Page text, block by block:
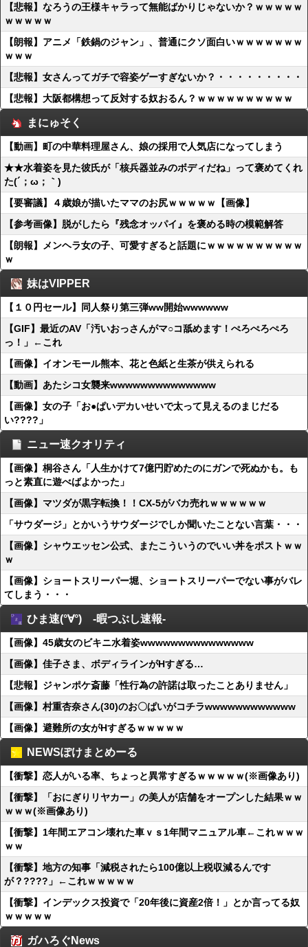
【悲報】なろうの王様キャラって無能ばかりじゃないか？ｗｗｗｗｗ
ｗｗｗｗｗ
【朗報】アニメ「鉄鍋のジャン」、普通にクソ面白いｗｗｗｗｗｗｗ
ｗｗｗ
【悲報】女さんってガチで容姿ゲーすぎないか？・・・・・・・・・
【悲報】大阪都構想って反対する奴おるん？ｗｗｗｗｗｗｗｗｗｗ
まにゅそく
【動画】町の中華料理屋さん、娘の採用で人気店になってしまう
★★水着姿を見た彼氏が「核兵器並みのボディだね」って褒めてくれ
た(´；ω；｀)
【要審議】４歳娘が描いたママのお尻ｗｗｗｗｗ【画像】
【参考画像】脱がしたら『残念オッパイ』を褒める時の模範解答
【朗報】メンヘラ女の子、可愛すぎると話題にｗｗｗｗｗｗｗｗｗｗ
ｗ
妹はVIPPER
【１０円セール】同人祭り第三弾ww開始wwwwww
【GIF】最近のAV「汚いおっさんがマ○コ舐めます！ぺろぺろぺろ
っ！」←これ
【画像】イオンモール熊本、花と色紙と生茶が供えられる
【動画】あたシコ女襲来wwwwwwwwwwwwww
【画像】女の子「お●ぱいデカいせいで太って見えるのまじだる
い????」
ニュー速クオリティ
【画像】桐谷さん「人生かけて7億円貯めたのにガンで死ぬかも。も
っと素直に遊べばよかった」
【画像】マツダが黒字転換！！CX-5がバカ売れｗｗｗｗｗｗ
「サウダージ」とかいうサウダージでしか聞いたことない言葉・・・
【画像】シャウエッセン公式、またこういうのでいい丼をポストｗｗ
ｗ
【画像】ショートスリーパー堀、ショートスリーパーでない事がバレ
てしまう・・・
ひま速(°∀°) -暇つぶし速報-
【画像】45歳女のビキニ水着姿wwwwwwwwwwwwwww
【画像】佳子さま、ボディラインがHすぎる…
【悲報】ジャンポケ斎藤「性行為の許諾は取ったことありません」
【画像】村重杏奈さん(30)のお〇ぱいがコチラwwwwwwwwwwww
【画像】避難所の女がHすぎるｗｗｗｗｗ
NEWSぽけまとめーる
【衝撃】恋人がいる率、ちょっと異常すぎるｗｗｗｗｗ(※画像あり)
【衝撃】「おにぎりリヤカー」の美人が店舗をオープンした結果ｗｗ
ｗｗｗ(※画像あり)
【衝撃】1年間エアコン壊れた車ｖｓ1年間マニュアル車←これｗｗｗ
ｗｗ
【衝撃】地方の知事「減税されたら100億以上税収減るんです
が？????」←これｗｗｗｗｗ
【衝撃】インデックス投資で「20年後に資産2倍！」とか言ってる奴
ｗｗｗｗｗ
ガハろぐNews